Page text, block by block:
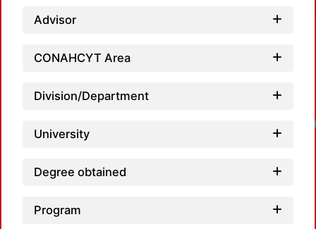
Advisor
CONAHCYT Area
Division/Department
University
Degree obtained
Program